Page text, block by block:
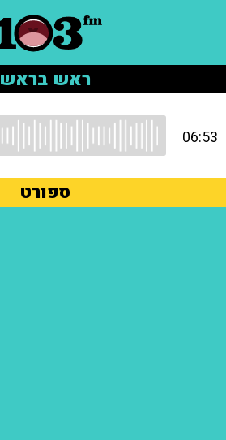
ראש בראש
06:53
ספורט